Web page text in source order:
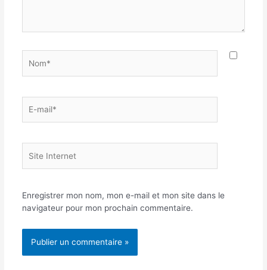
mail*
Internet
Enregistrer mon nom, mon e-mail et mon site dans le
navigateur pour mon prochain commentaire.